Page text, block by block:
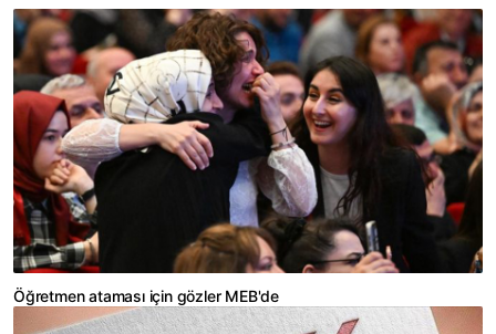
Öğretmen ataması için gözler MEB'de